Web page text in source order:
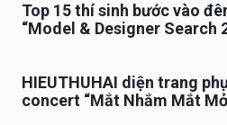
Top 15 thí sinh bước vào
“Model & Designer Search
HIEUTHUHAI diện trang
concert “Mắt Nhắm Mắt